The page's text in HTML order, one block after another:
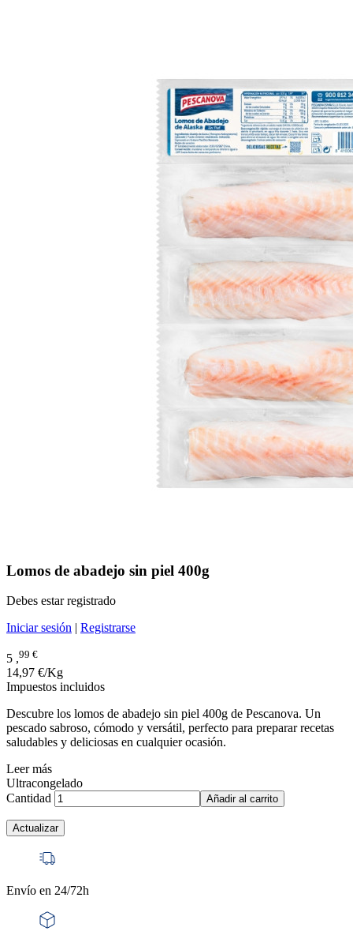
Lomos de abadejo sin piel 400g
Debes estar registrado
Iniciar sesión | Registrarse
5 ,99 €
14,97 €/Kg
Impuestos incluidos
Descubre los lomos de abadejo sin piel 400g de Pescanova. Un
pescado sabroso, cómodo y versátil, perfecto para preparar recetas
saludables y deliciosas en cualquier ocasión.
Leer más
Ultracongelado
Cantidad
Añadir al carrito
Envío en 24/72h